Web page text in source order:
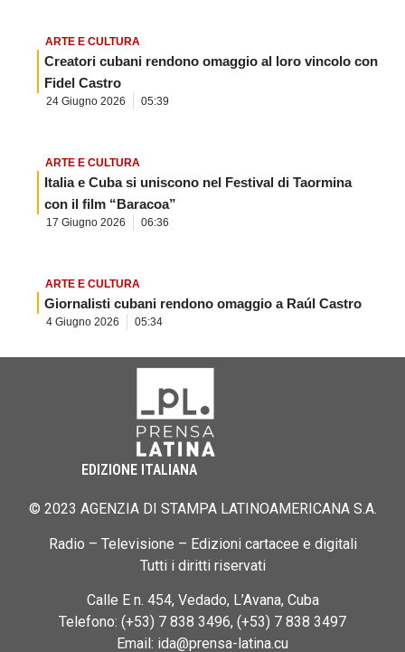
ARTE E CULTURA
Creatori cubani rendono omaggio al loro vincolo con
Fidel Castro
24 Giugno 2026 05:39
ARTE E CULTURA
Italia e Cuba si uniscono nel Festival di Taormina
con il film “Baracoa”
17 Giugno 2026 06:36
ARTE E CULTURA
Giornalisti cubani rendono omaggio a Raúl Castro
4 Giugno 2026 05:34
EDIZIONE ITALIANA
© 2023 AGENZIA DI STAMPA LATINOAMERICANA S.A.
Radio – Televisione – Edizioni cartacee e digitali
Tutti i diritti riservati
Calle E n. 454, Vedado, L’Avana, Cuba
Telefono: (+53) 7 838 3496, (+53) 7 838 3497
Email: ida@prensa-latina.cu